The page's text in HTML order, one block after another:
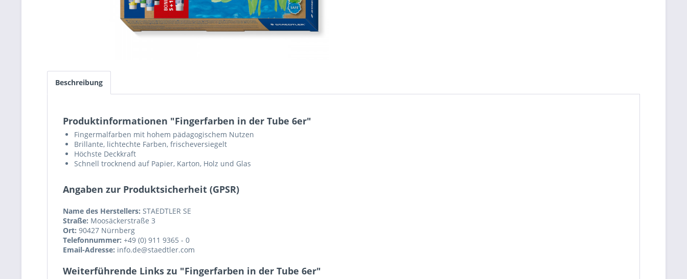
Beschreibung
Produktinformationen "Fingerfarben in der Tube 6er"
Fingermalfarben mit hohem pädagogischem Nutzen
Brillante, lichtechte Farben, frischeversiegelt
Höchste Deckkraft
Schnell trocknend auf Papier, Karton, Holz und Glas
Angaben zur Produktsicherheit (GPSR)
Name des Herstellers: STAEDTLER SE
Straße: Moosäckerstraße 3
Ort: 90427 Nürnberg
Telefonnummer: +49 (0) 911 9365 - 0
Email-Adresse: info.de@staedtler.com
Weiterführende Links zu "Fingerfarben in der Tube 6er"